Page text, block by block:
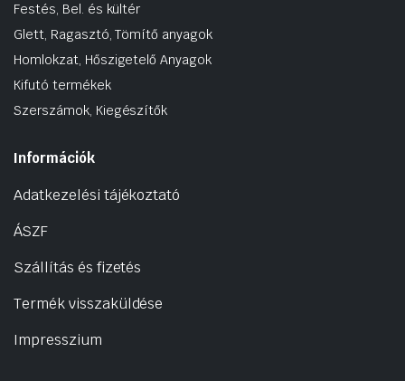
Festés, Bel. és kültér
Glett, Ragasztó, Tömítő anyagok
Homlokzat, Hőszigetelő Anyagok
Kifutó termékek
Szerszámok, Kiegészítők
Információk
Adatkezelési tájékoztató
ÁSZF
Szállítás és fizetés
Termék visszaküldése
Impresszium